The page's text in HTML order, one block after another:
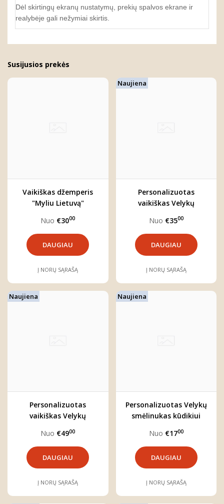
Dėl skirtingų ekranų nustatymų, prekių spalvos ekrane ir
realybėje gali nežymiai skirtis.
Susijusios prekės
Vaikiškas džemperis
"Myliu Lietuvą"
Nuo €3000
DAUGIAU
Į NORŲ SĄRAŠĄ
Naujiena
Personalizuotas
vaikiškas Velykų
Nuo €3500
DAUGIAU
Į NORŲ SĄRAŠĄ
Naujiena
Personalizuotas
vaikiškas Velykų
Nuo €4900
DAUGIAU
Į NORŲ SĄRAŠĄ
Naujiena
Personalizuotas Velykų
smėlinukas kūdikiui
Nuo €1700
DAUGIAU
Į NORŲ SĄRAŠĄ